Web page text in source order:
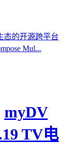
态的开源跨平台
Mul...
myDV
TV电